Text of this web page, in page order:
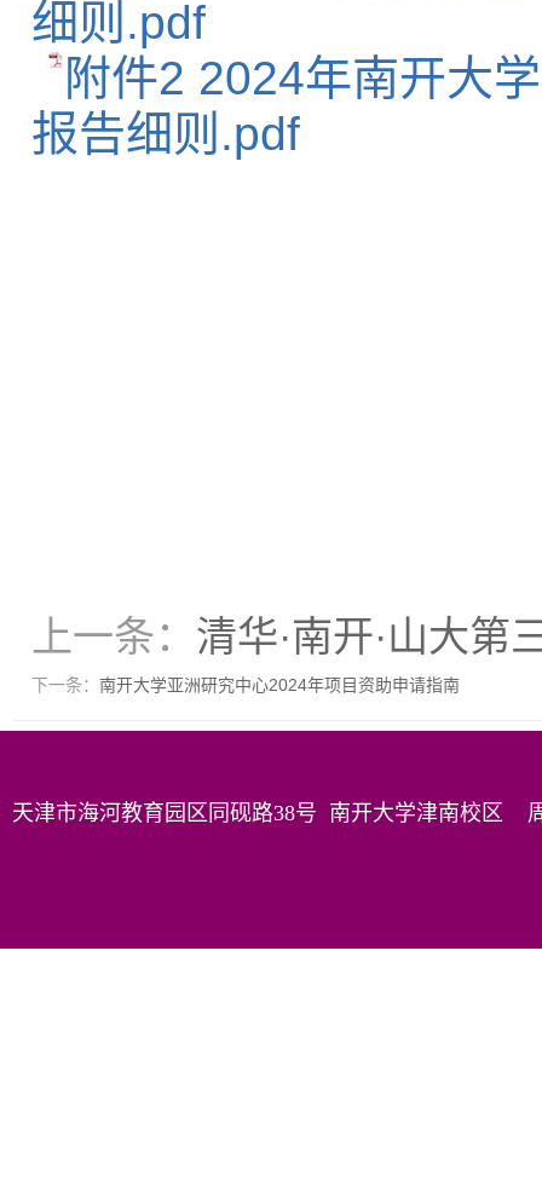
细则.pdf
附件2 2024年南开大
报告细则.pdf
上一条： 清华·南开·山大第
下一条： 南开大学亚洲研究中心2024年项目资助申请指南
天津市海河教育园区同砚路38号 南开大学津南校区